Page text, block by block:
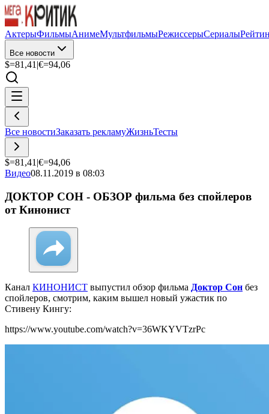
АктерыФильмыАнимеМультфильмыРежиссерыСериалы
Все новости
$=81,41 |€=94,06
Все новостиЗаказать рекламуЖизньТесты
$=81,41 |€=94,06
Видео08.11.2019 в 08:03
ДОКТОР СОН - ОБЗОР фильма без спойлеров
от Кинонист
Канал КИНОНИСТ выпустил обзор фильма Доктор Сон без
спойлеров, смотрим, каким вышел новый ужастик по
Стивену Кингу:
https://www.youtube.com/watch?v=36WKYVTzrPc